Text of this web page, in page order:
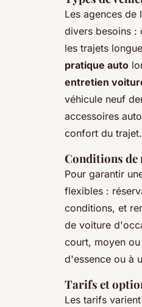
Les agences
divers besoins :
les trajets
pratique auto
entretien
véhicule neuf
accessoires
confort du trajet.
Conditions
Pour garantir
flexibles :
conditions, et
de voiture
court, moyen
d'essence ou à
Tarifs et
Les tarifs